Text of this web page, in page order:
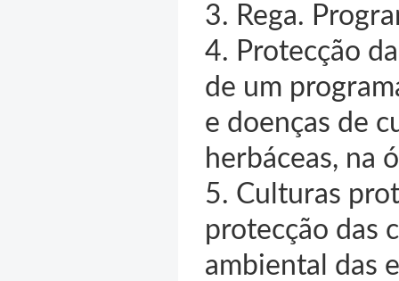
3. Rega.
4. Protecção
de um
e doenças de
herbáceas, na
5. Culturas
protecção das
ambiental das